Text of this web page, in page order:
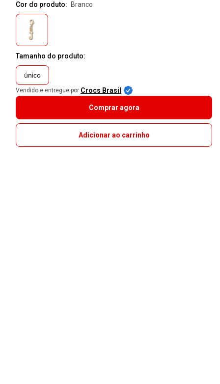
Cor do produto:
branco
Tamanho do produto:
único
Vendido e entregue por Crocs Brasil
Comprar agora
Adicionar ao carrinho